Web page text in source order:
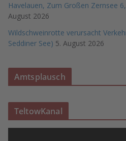
Havelauen, Zum Großen Zernsee
August 2026
Wildschweinrotte verursacht
Seddiner See) 5. August 2026
Amtsplausch
TeltowKanal